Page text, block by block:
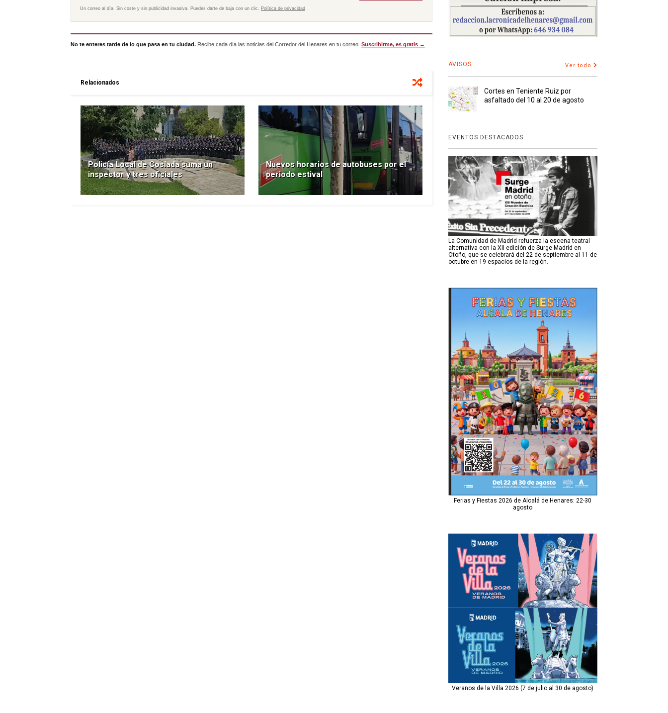
Un correo al día. Sin coste y sin publicidad invasiva. Puedes darte de baja con un clic. Política de privacidad
No te enteres tarde de lo que pasa en tu ciudad. Recibe cada día las noticias del Corredor del Henares en tu correo. Suscribirme, es gratis →
Relacionados
Policía Local de Coslada suma un
inspector y tres oficiales
Nuevos horarios de autobuses por el
periodo estival
AVISOS Ver todo
Cortes en Teniente Ruiz por
asfaltado del 10 al 20 de agosto
EVENTOS DESTACADOS
La Comunidad de Madrid refuerza la escena teatral
alternativa con la XII edición de Surge Madrid en
Otoño, que se celebrará del 22 de septiembre al 11 de
octubre en 19 espacios de la región.
Ferias y Fiestas 2026 de Alcalá de Henares: 22-30
agosto
Veranos de la Villa 2026 (7 de julio al 30 de agosto)